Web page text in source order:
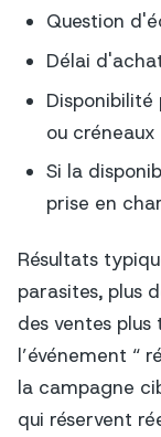
Question
Délai
Disponibilité
ou créneaux
Si la
prise en
Résultats
parasites, plus
des ventes plus
l’événement “
la campagne
qui réservent